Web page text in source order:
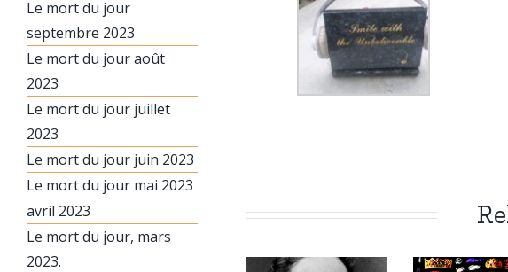
Le mort du jour
septembre 2023
Le mort du jour août
2023
Le mort du jour juillet
2023
Le mort du jour juin 2023
Le mort du jour mai 2023
avril 2023
Le mort du jour, mars
2023.